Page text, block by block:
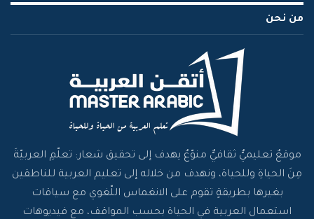
من نحن
موقعٌ تعليميٌّ ثقافيٌّ منوّعٌ يهدف إلى تحقيق شعار: تعلّمِ العربيّةَ
مِنَ الحياةِ وللحياة، ونهدف من خلاله إلى تعليم العربية للناطقين
بغيرها بطريقةٍ تقوم على الانغماس اللّغوي مع سياقات
استعمال العربية في الحياة بحسب المواقف، مع فيديوهات